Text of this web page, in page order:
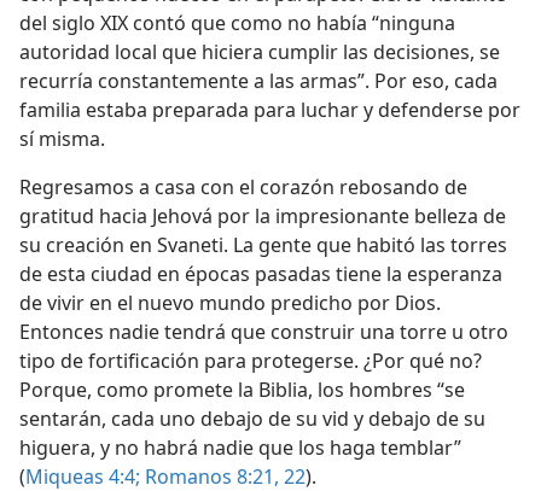
del siglo XIX contó que como no había “ninguna
autoridad local que hiciera cumplir las decisiones, se
recurría constantemente a las armas”. Por eso, cada
familia estaba preparada para luchar y defenderse por
sí misma.
Regresamos a casa con el corazón rebosando de
gratitud hacia Jehová por la impresionante belleza de
su creación en Svaneti. La gente que habitó las torres
de esta ciudad en épocas pasadas tiene la esperanza
de vivir en el nuevo mundo predicho por Dios.
Entonces nadie tendrá que construir una torre u otro
tipo de fortificación para protegerse. ¿Por qué no?
Porque, como promete la Biblia, los hombres “se
sentarán, cada uno debajo de su vid y debajo de su
higuera, y no habrá nadie que los haga temblar”
(Miqueas 4:4; Romanos 8:21, 22).